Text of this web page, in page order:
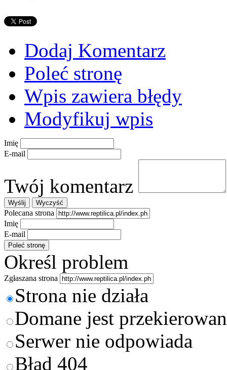
Dodaj Komentarz
Poleć stronę
Wpis zawiera błędy
Modyfikuj wpis
Imię
E-mail
Twój komentarz
Polecana strona
Imię
E-mail
Określ problem
Zgłaszana strona
Strona nie działa
Domane jest
Serwer nie odpowiada
Błąd 404